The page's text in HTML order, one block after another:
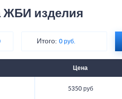
ЖБИ изделия
Итого:0 руб.
Цена
5350 руб